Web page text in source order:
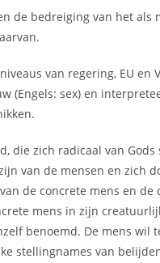
de bedreiging van het
van regering, EU
(Engels: sex) en
die zich radicaal van
van de mensen en zich
de concrete mens en
mens in zijn
benoemd. De mens wil
stellingnames van